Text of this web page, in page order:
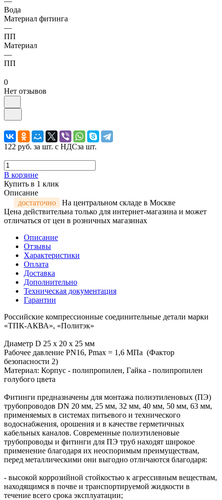
Вода
Материал фитинга
—
ПП
Материал
—
ПП
0
Нет отзывов
122 руб. за шт. с НДСза шт.
В корзине
Купить в 1 клик
Описание
достаточно
На центральном складе в Москве
Цена действительна только для интернет-магазина и может
отличаться от цен в розничных магазинах
Описание
Отзывы
Характеристики
Оплата
Доставка
Дополнительно
Техническая документация
Гарантии
Российские компрессионные соединительные детали марки
«ТПК-АКВА», «Политэк»
Диаметр D 25 х 20 х 25 мм
Рабочее давление PN16, Рmax = 1,6 МПа (Фактор
безопасности 2)
Материал: Корпус - полипропилен, Гайка - полипропилен
голубого цвета
Фитинги предназначены для монтажа полиэтиленовых (ПЭ)
трубопроводов DN 20 мм, 25 мм, 32 мм, 40 мм, 50 мм, 63 мм,
применяемых в системах питьевого и технического
водоснабжения, орошения и в качестве герметичных
кабельных каналов. Современные полиэтиленовые
трубопроводы и фитинги для ПЭ труб находят широкое
применение благодаря их неоспоримым преимуществам,
перед металлическими они выгодно отличаются благодаря:
- высокой коррозийной стойкостью к агрессивным веществам,
находящимся в почве и транспортируемой жидкости в
течение всего срока эксплуатации;